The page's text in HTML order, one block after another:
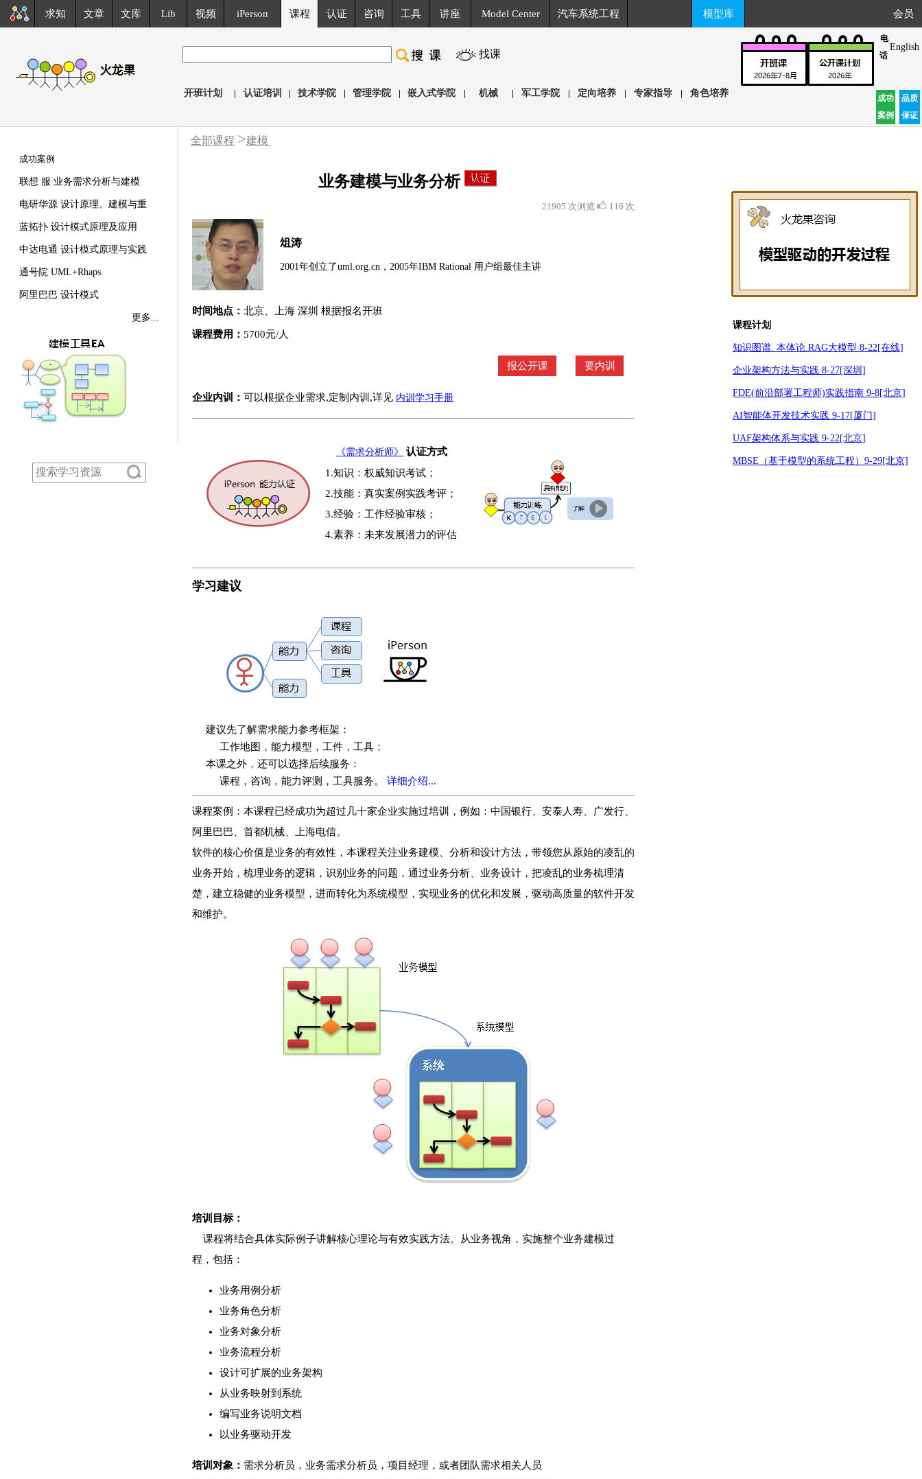
求知 文章 文库 Lib 视频 iPerson 课程 认证 咨询 工具 讲座 Model Center 汽车系统工程 模型库 会员
找课
开班计划 | 认证培训 | 技术学院 | 管理学院 | 嵌入式学院 | 机械 | 军工学院 | 定向培养 | 专家指导 | 角色培养
电
话
English
成功
案例
品质
保证
成功案例
联想 服 业务需求分析与建模
电研华源 设计原理、建模与重
蓝拓扑 设计模式原理及应用
中达电通 设计模式原理与实践
通号院 UML+Rhaps
阿里巴巴 设计模式
更多...
全部课程 >建模
业务建模与业务分析
21905 次浏览 116 次
俎涛
2001年创立了uml.org.cn，2005年IBM Rational 用户组最佳主讲
时间地点： 北京、上海 深圳 根据报名开班
课程费用： 5700元/人
报公开课 要内训
企业内训： 可以根据企业需求,定制内训,详见 内训学习手册
《需求分析师》
认证方式
1.知识：权威知识考试；
2.技能：真实案例实践考评；
3.经验：工作经验审核；
4.素养：未来发展潜力的评估
学习建议
建议先了解需求能力参考框架：
工作地图，能力模型，工件，工具；
本课之外，还可以选择后续服务：
课程，咨询，能力评测，工具服务。 详细介绍...
课程案例：本课程已经成功为超过几十家企业实施过培训，例如：中国银行、安泰人寿、广发行、
阿里巴巴、首都机械、上海电信。
软件的核心价值是业务的有效性，本课程关注业务建模、分析和设计方法，带领您从原始的凌乱的
业务开始，梳理业务的逻辑，识别业务的问题，通过业务分析、业务设计，把凌乱的业务梳理清
楚，建立稳健的业务模型，进而转化为系统模型，实现业务的优化和发展，驱动高质量的软件开发
和维护。
培训目标：
课程将结合具体实际例子讲解核心理论与有效实践方法。从业务视角，实施整个业务建模过
程，包括：
业务用例分析
业务角色分析
业务对象分析
业务流程分析
设计可扩展的业务架构
从业务映射到系统
编写业务说明文档
以业务驱动开发
培训对象： 需求分析员，业务需求分析员，项目经理，或者团队需求相关人员
课程计划
知识图谱. 本体论.RAG大模型 8-22[在线]
企业架构方法与实践 8-27[深圳]
FDE(前沿部署工程师)实践指南 9-8[北京]
AI智能体开发技术实践 9-17[厦门]
UAF架构体系与实践 9-22[北京]
MBSE（基于模型的系统工程）9-29[北京]